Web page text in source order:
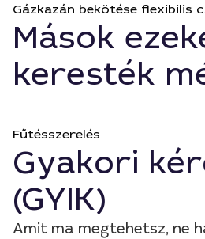
Gázkazán bekötése flexibilis
Mások
keresték
Fűtésszerelés
Gyakori
(GYIK)
Amit ma megtehetsz, ne